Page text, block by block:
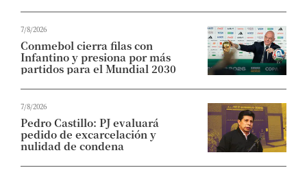
7/8/2026
Conmebol cierra filas con
Infantino y presiona por más
partidos para el Mundial 2030
7/8/2026
Pedro Castillo: PJ evaluará
pedido de excarcelación y
nulidad de condena